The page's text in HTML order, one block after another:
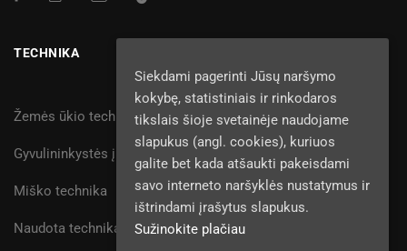
TECHNIKA
Žemės ūkio technika
Gyvulininkystės įranga
Miško technika
Naudota technika
Siekdami pagerinti Jūsų naršymo
kokybę, statistiniais ir rinkodaros
tikslais šioje svetainėje naudojame
slapukus (angl. cookies), kuriuos
galite bet kada atšaukti pakeisdami
savo interneto naršyklės nustatymus ir
ištrindami įrašytus slapukus.
Sužinokite plačiau